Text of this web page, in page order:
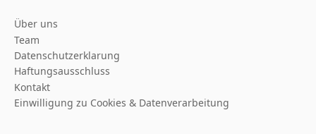
Über uns
Team
Datenschutzerklarung
Haftungsausschluss
Kontakt
Einwilligung zu Cookies & Datenverarbeitung